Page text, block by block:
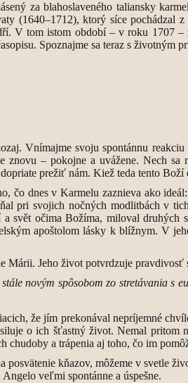
za blahoslaveného taliansky
(1640–1712), ktorý síce
V tom istom období – v roku 1707 –
Spoznajme sa teraz s životným
Vnímajme svoju spontánnu
– pokojne a uvážene. Nech
prežiť nám. Kiež teda tento
čo dnes v Karmelu zaznieva ako
pri svojich nočných modlitbách v
svět očima Božíma, miloval
apoštolom lásky k blížnym. V
Márii. Jeho život potvrdzuje
novým spôsobom zo stretávania s
že jím prekonával nepríjemné
o ich šťastný život. Nemal pritom
chudoby a trápenia aj toho, čo im
kňazov, môžeme v svetle
veľmi spontánne a úspešne.